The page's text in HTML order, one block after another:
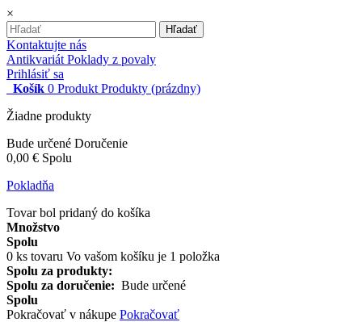
×
Hľadať
Kontaktujte nás
Antikvariát Poklady z povaly
Prihlásiť sa
Košík 0 Produkt Produkty (prázdny)
Žiadne produkty
Bude určené Doručenie
0,00 € Spolu
Pokladňa
Tovar bol pridaný do košíka
Množstvo
Spolu
0 ks tovaru Vo vašom košíku je 1 položka
Spolu za produkty:
Spolu za doručenie: Bude určené
Spolu
Pokračovať v nákupe Pokračovať